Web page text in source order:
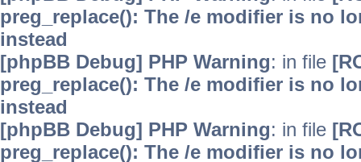
preg_replace(): The /e modifier is no
instead
[phpBB Debug] PHP Warning: in file
preg_replace(): The /e modifier is no
instead
[phpBB Debug] PHP Warning: in file
preg_replace(): The /e modifier is no